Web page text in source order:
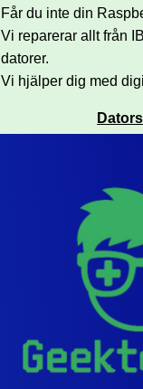
Får du inte din
Vi reparerar allt från
datorer.
Vi hjälper dig med